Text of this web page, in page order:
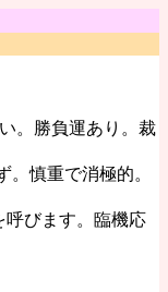
。勝負運あり。裁
。慎重で消極的。
びます。臨機応